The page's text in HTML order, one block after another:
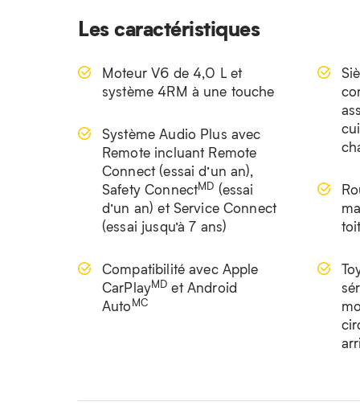
Les caractéristiques
Moteur V6 de 4,0 L et
système 4RM à une touche
Système Audio Plus avec
Remote incluant Remote
Connect (essai d’un an),
Safety ConnectMD (essai
d’un an) et Service Connect
(essai jusqu’à 7 ans)
Compatibilité avec Apple
CarPlayMD et Android
AutoMC
toit